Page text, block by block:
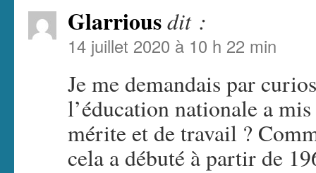
Glarriousdit :
14 juillet 2020 à 10 h 22 min
Je me demandais par
l’éducation nationale a
mérite et de travail ?
cela a débuté à partir de